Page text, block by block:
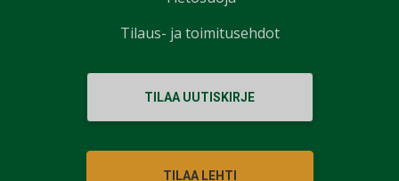
TILAA UUTISKIRJE
TILAA LEHTI
Tilaus- ja toimitusehdot